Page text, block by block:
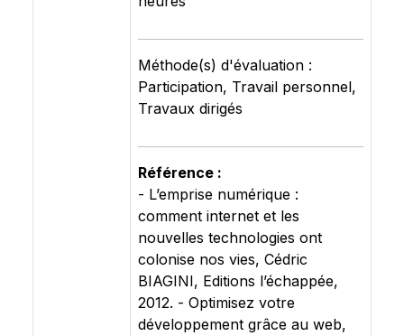
Méthode(s) d'évaluation :
Participation, Travail personnel,
Travaux dirigés
Référence :
- L’emprise numérique :
comment internet et les
nouvelles technologies ont
colonise nos vies, Cédric
BIAGINI, Editions l’échappée,
2012. - Optimisez votre
développement grâce au web,